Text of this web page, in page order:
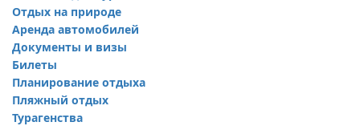
Отдых на природе
Аренда автомобилей
Документы и визы
Билеты
Планирование отдыха
Пляжный отдых
Турагенства